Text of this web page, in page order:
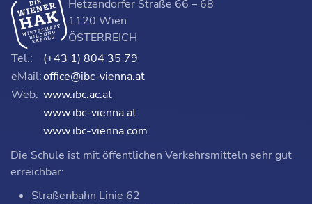
Hetzendorfer Straße 66 – 68
1120 Wien
ÖSTERREICH
Tel.:
(+43 1) 804 35 79
eMail:office@ibc-vienna.at
Web: www.ibc.ac.at
www.ibc-vienna.at
www.ibc-vienna.com
Die Schule ist mit öffentlichen Verkehrsmitteln sehr gut
erreichbar:
Straßenbahn Linie 62